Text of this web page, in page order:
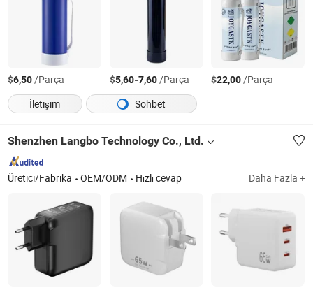
$6,50/Parça $5,60-7,60/Parça $22,00/Parça
İletişim
Sohbet
Shenzhen Langbo Technology Co., Ltd.
Üretici/Fabrika OEM/ODM Hızlı cevap Daha Fazla +